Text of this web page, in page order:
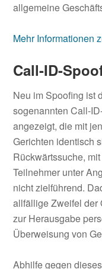
allgemeine
Mehr Informationen
Call-ID-
Neu im Spoofing ist
sogenannten Call-
angezeigt, die mit
Gerichten identisch
Rückwärtssuche,
Teilnehmer unter
nicht zielführend.
allfällige Zweifel der
zur Herausgabe
Überweisung von
Abhilfe gegen